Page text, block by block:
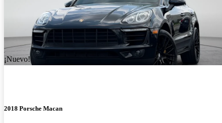
¡Nuevo!
2018 Porsche Macan